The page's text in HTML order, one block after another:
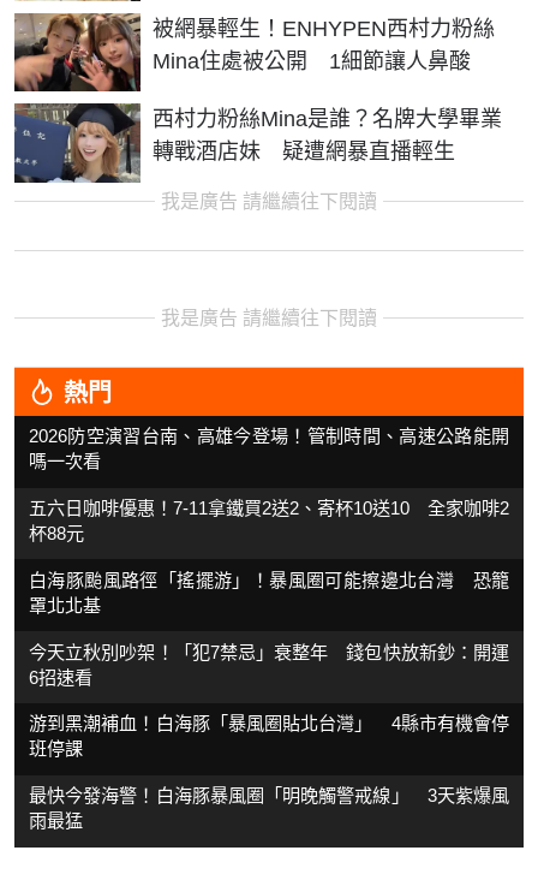
被網暴輕生！ENHYPEN西村力粉絲
Mina住處被公開 1細節讓人鼻酸
西村力粉絲Mina是誰？名牌大學畢業
轉戰酒店妹 疑遭網暴直播輕生
我是廣告 請繼續往下閱讀
我是廣告 請繼續往下閱讀
熱門
2026防空演習台南、高雄今登場！管制時間、高速公路能開
嗎一次看
五六日咖啡優惠！7-11拿鐵買2送2、寄杯10送10 全家咖啡2
杯88元
白海豚颱風路徑「搖擺游」！暴風圈可能擦邊北台灣 恐籠
罩北北基
今天立秋別吵架！「犯7禁忌」衰整年 錢包快放新鈔：開運
6招速看
游到黑潮補血！白海豚「暴風圈貼北台灣」 4縣市有機會停
班停課
最快今發海警！白海豚暴風圈「明晚觸警戒線」 3天紫爆風
雨最猛